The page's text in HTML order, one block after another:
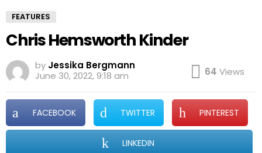
FEATURES
Chris Hemsworth Kinder
by Jessika Bergmann
June 30, 2022, 9:18 am
64 Views
FACEBOOK TWITTER PINTEREST
LINKEDIN